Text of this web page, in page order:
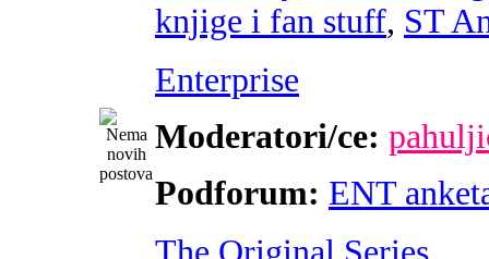
knjige i fan stuff, ST
Enterprise
Moderatori/ce:
Podforum: ENT